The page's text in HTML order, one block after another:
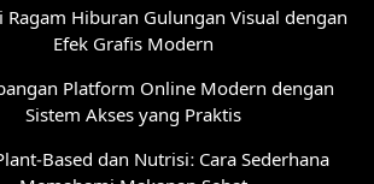
Ragam Hiburan Gulungan Visual dengan
Efek Grafis Modern
Platform Online Modern dengan
Sistem Akses yang Praktis
Based dan Nutrisi: Cara Sederhana